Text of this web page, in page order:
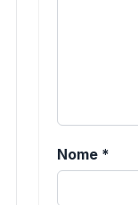
Nome *